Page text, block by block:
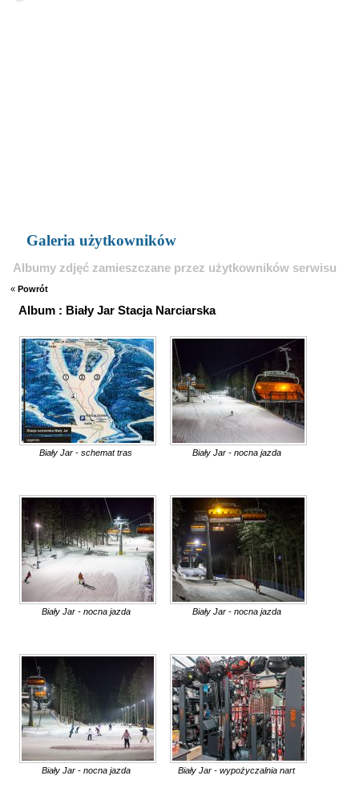
Galeria użytkowników
Albumy zdjęć zamieszczane przez użytkowników serwisu
« Powrót
Album : Biały Jar Stacja Narciarska
Biały Jar - schemat tras Biały Jar - nocna jazda
Biały Jar - nocna jazda Biały Jar - nocna jazda
Biały Jar - nocna jazda Biały Jar - wypożyczalnia nart